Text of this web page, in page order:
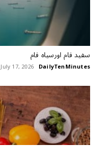
سفید فام اورسیاہ فام
DailyTenMinutes
July 17, 2026